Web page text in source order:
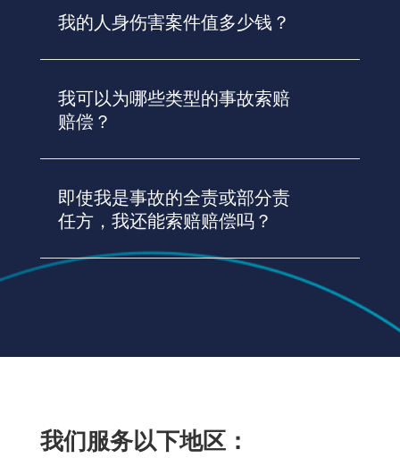
我的人身伤害案件值多少钱？
我可以为哪些类型的事故索赔
赔偿？
即使我是事故的全责或部分责
任方，我还能索赔赔偿吗？
我们服务以下地区：